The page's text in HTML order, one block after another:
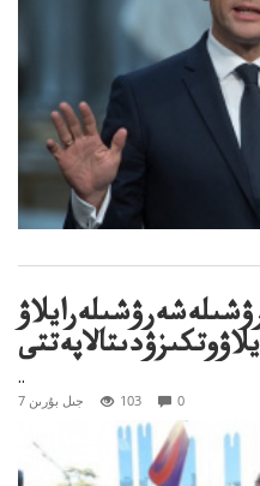
..
7 جىل بۇرىن 103 0